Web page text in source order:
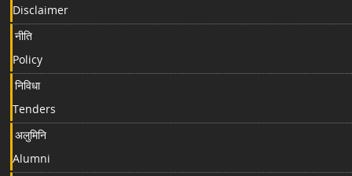
Disclaimer
नीति
Policy
निविधा
Tenders
अलुमिनि
Alumni